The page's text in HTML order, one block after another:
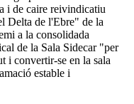
i de caire reivindicatiu
Delta de l'Ebre" de la
a la consolidada
de la Sala Sidecar "per
i convertir-se en la sala
estable i